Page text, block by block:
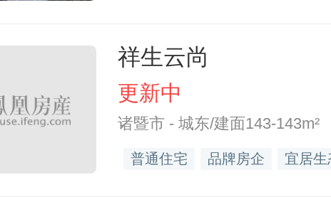
祥生云尚
更新中
诸暨市 - 城东/建面143-143m²
普通住宅 品牌房企 宜居